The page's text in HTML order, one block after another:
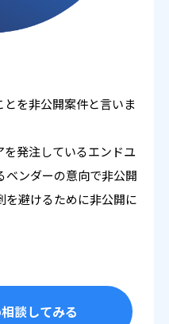
を非公開案件と言いま
発注しているエンドユ
ベンダーの意向で非公開
を避けるために非公開に
談してみる